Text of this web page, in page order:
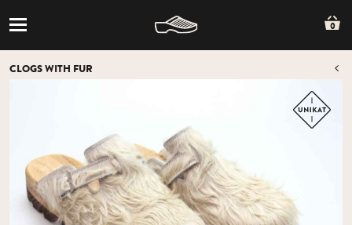
0
CLOGS WITH FUR